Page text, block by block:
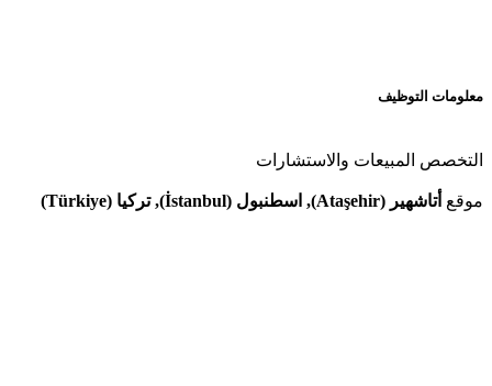
معلومات التوظيف
التخصص المبيعات والاستشارات
موقع أتاشهير (Ataşehir), اسطنبول (İstanbul), تركيا (Türkiye)